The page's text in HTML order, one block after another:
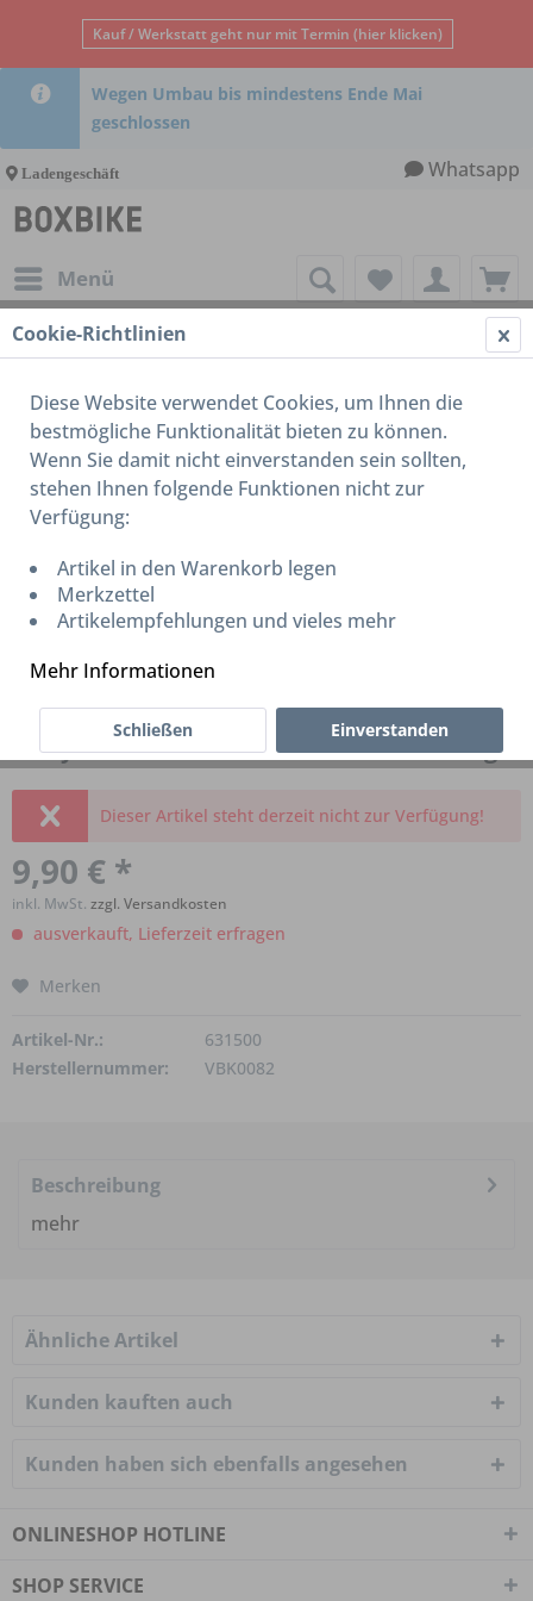
Kauf / Werkstatt geht nur mit Termin (hier klicken)
Wegen Umbau bis mindestens Ende Mai
geschlossen
Ladengeschäft Whatsapp
Menü
Birdy Elastomer vorne allround oder Frog
Dieser Artikel steht derzeit nicht zur Verfügung!
9,90 € *
inkl. MwSt. zzgl. Versandkosten
ausverkauft, Lieferzeit erfragen
Merken
Artikel-Nr.:
631500
Herstellernummer:
VBK0082
Beschreibung
mehr
Ähnliche Artikel
Kunden kauften auch
Kunden haben sich ebenfalls angesehen
ONLINESHOP HOTLINE
SHOP SERVICE
Cookie-Richtlinien
Diese Website verwendet Cookies, um Ihnen die
bestmögliche Funktionalität bieten zu können.
Wenn Sie damit nicht einverstanden sein sollten,
stehen Ihnen folgende Funktionen nicht zur
Verfügung:
Artikel in den Warenkorb legen
Merkzettel
Artikelempfehlungen und vieles mehr
Mehr Informationen
Einverstanden
Schließen